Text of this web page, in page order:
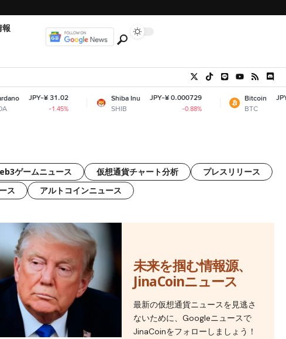
報
31.02
-1.45%
Shiba Inu
SHIB
JPY-¥ 0.000729
Bitcoin
BTC
JPY-¥
ゲームニュース 仮想通貨チャート分析
プレスリリース
ス アルトコインニュース
未来を掴む情報源、
JinaCoinニュース
最新の仮想通貨ニュースを見逃さ
ないために、Googleニュースで
JinaCoinをフォローしましょう！